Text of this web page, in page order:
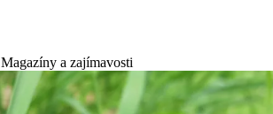
Magazíny a zajímavosti